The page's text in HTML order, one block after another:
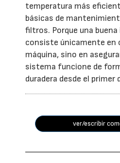
temperatura más
básicas de
filtros. Porque una
consiste únicamente en
máquina, sino en
sistema funcione de
duradera desde el primer
ver/escribir